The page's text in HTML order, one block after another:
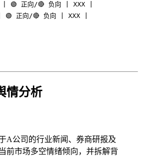
| 🟢 正向/🔴 负向 | XXX |
🟢 正向/🔴 负向 | XXX |
情分析
A公司的行业新闻、券商研报及
前市场多空情绪倾向，并拆解背